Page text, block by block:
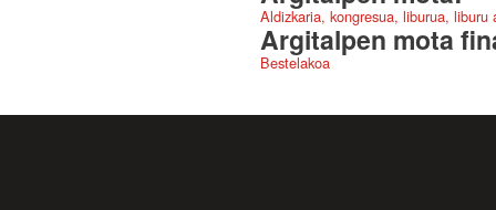
Aldizkaria, kongresua, liburua,
Argitalpen mota
Bestelakoa